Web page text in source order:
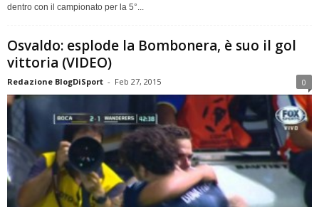
dentro con il campionato per la 5°...
Osvaldo: esplode la Bombonera, è suo il gol
vittoria (VIDEO)
Redazione BlogDiSport - Feb 27, 2015 0